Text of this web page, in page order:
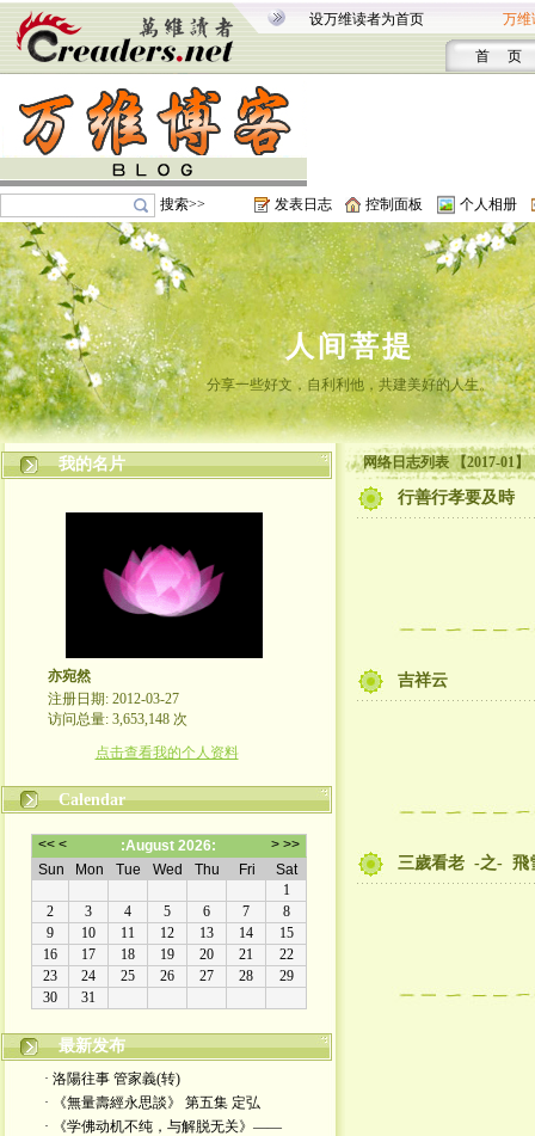
设万维读者为首页 万维
首 页
搜索>> 发表日志 控制面板 个人相册
人间菩提
分享一些好文，自利利他，共建美好的人生。
我的名片
亦宛然
注册日期: 2012-03-27
访问总量: 3,653,148 次
点击查看我的个人资料
Calendar
最新发布
· 洛陽往事 管家義(转)
· 《無量壽經永思談》 第五集 定弘
· 《学佛动机不纯，与解脱无关》——
网络日志列表 【2017-01】
行善行孝要及時
吉祥云
三歲看老 -之- 飛